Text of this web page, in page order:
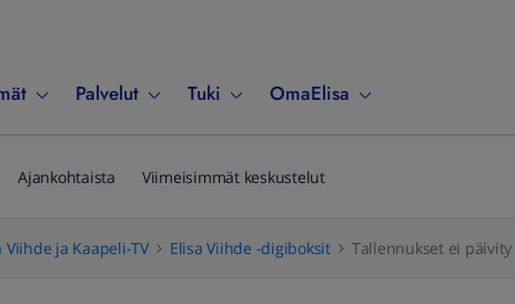
Palvelut Tuki OmaElisa
Ajankohtaista Viimeisimmät keskustelut
Viihde ja Kaapeli-TV Elisa Viihde -digiboksit Tallennukset ei